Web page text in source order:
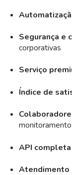
Segurança e
corporativas
Serviço
Índice de
API completa
Atendimento